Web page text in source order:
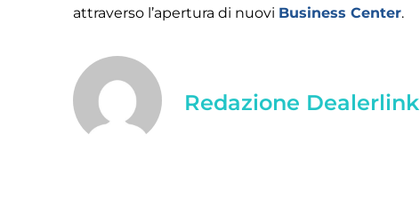
attraverso l’apertura di nuovi Business Center.
Redazione Dealerlink